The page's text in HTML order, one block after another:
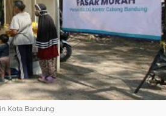
Kota Bandung